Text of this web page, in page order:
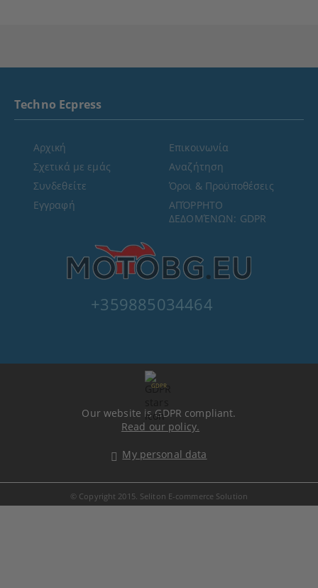
+359885034464
Techno Ecpress
Αρχική
Σχετικά με εμάς
Συνδεθείτε
Εγγραφή
Επικοινωνία
Αναζήτηση
Όροι & Προϋποθέσεις
ΑΠΌΡΡΗΤΟ
ΔΕΔΟΜΈΝΩΝ: GDPR
GDPR
Our website is GDPR compliant.
Read our policy.
My personal data
© Copyright 2015. Seliton E-commerce Solution